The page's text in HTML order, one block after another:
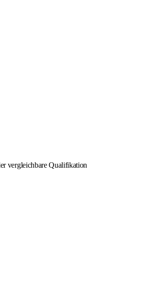
vergleichbare Qualifikation